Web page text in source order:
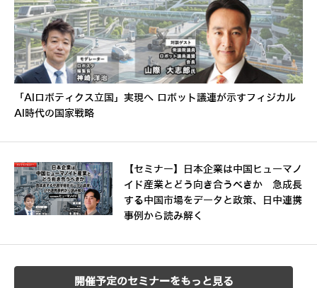
「AIロボティクス立国」実現へ ロボット議連が示すフィジカル
AI時代の国家戦略
【セミナー】日本企業は中国ヒューマノ
イド産業とどう向き合うべきか 急成長
する中国市場をデータと政策、日中連携
事例から読み解く
開催予定のセミナーをもっと見る